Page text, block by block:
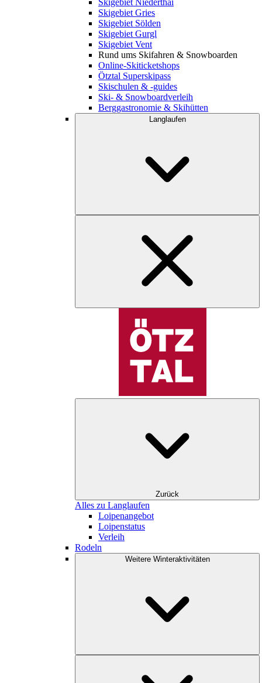
Skigebiet Niederthai
Skigebiet Gries
Skigebiet Sölden
Skigebiet Gurgl
Skigebiet Vent
Rund ums Skifahren & Snowboarden
Online-Skiticketshops
Ötztal Superskipass
Skischulen & -guides
Ski- & Snowboardverleih
Berggastronomie & Skihütten
Langlaufen
Zurück
Alles zu Langlaufen
Loipenangebot
Loipenstatus
Verleih
Rodeln
Weitere Winteraktivitäten